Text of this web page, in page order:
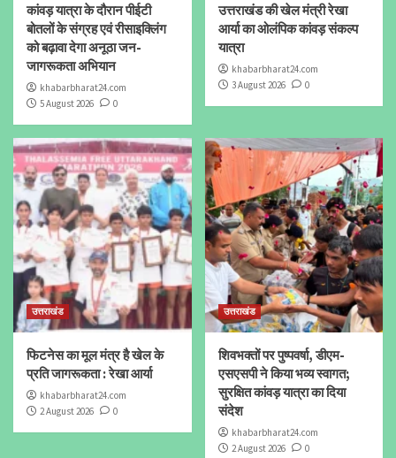
कांवड़ यात्रा के दौरान पीईटी
बोतलों के संग्रह एवं रीसाइक्लिंग
को बढ़ावा देगा अनूठा जन-
जागरूकता अभियान
khabarbharat24.com
5 August 2026
0
उत्तराखंड की खेल मंत्री रेखा
आर्या का ओलंपिक कांवड़ संकल्प
यात्रा
khabarbharat24.com
3 August 2026
0
उत्तराखंड
फिटनेस का मूल मंत्र है खेल के
प्रति जागरूकता : रेखा आर्या
khabarbharat24.com
2 August 2026
0
उत्तराखंड
शिवभक्तों पर पुष्पवर्षा, डीएम-
एसएसपी ने किया भव्य स्वागत;
सुरक्षित कांवड़ यात्रा का दिया
संदेश
khabarbharat24.com
2 August 2026
0